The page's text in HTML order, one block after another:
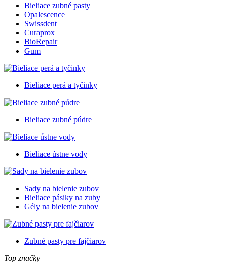
Bieliace zubné pasty
Opalescence
Swissdent
Curaprox
BioRepair
Gum
Bieliace perá a tyčinky
Bieliace zubné púdre
Bieliace ústne vody
Sady na bielenie zubov
Bieliace pásiky na zuby
Gély na bielenie zubov
Zubné pasty pre fajčiarov
Top značky